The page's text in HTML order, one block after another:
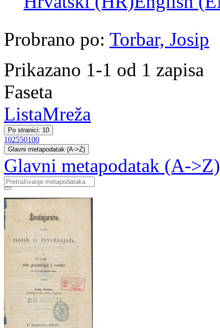
Probrano po: Torbar, Josip
Prikazano 1-1 od 1 zapisa
Faseta
ListaMreža
Po stranici: 10
102550100
Glavni metapodatak (A->Z)
Glavni metapodatak (A->Z)